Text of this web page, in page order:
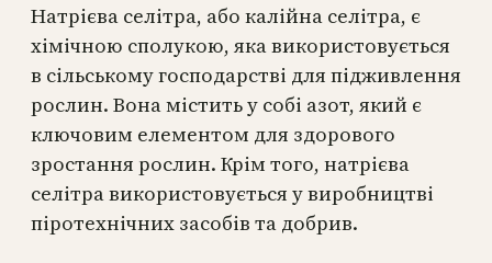
Натрієва селітра, або калійна селітра, є
хімічною сполукою, яка використовується
в сільському господарстві для підживлення
рослин. Вона містить у собі азот, який є
ключовим елементом для здорового
зростання рослин. Крім того, натрієва
селітра використовується у виробництві
піротехнічних засобів та добрив.